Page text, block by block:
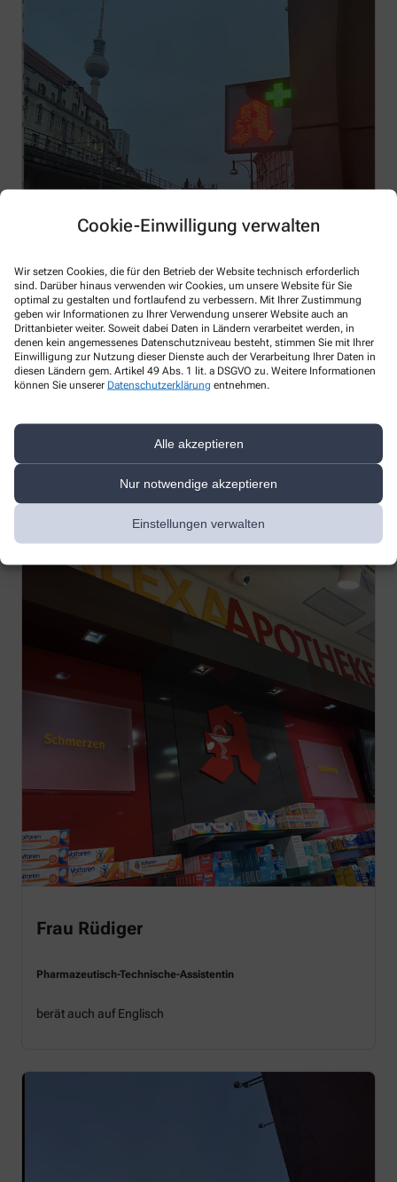
Cookie-Einwilligung verwalten
Wir setzen Cookies, die für den Betrieb der Website technisch erforderlich
sind. Darüber hinaus verwenden wir Cookies, um unsere Website für Sie
optimal zu gestalten und fortlaufend zu verbessern. Mit Ihrer Zustimmung
geben wir Informationen zu Ihrer Verwendung unserer Website auch an
Drittanbieter weiter. Soweit dabei Daten in Ländern verarbeitet werden, in
denen kein angemessenes Datenschutzniveau besteht, stimmen Sie mit Ihrer
Einwilligung zur Nutzung dieser Dienste auch der Verarbeitung Ihrer Daten in
diesen Ländern gem. Artikel 49 Abs. 1 lit. a DSGVO zu. Weitere Informationen
können Sie unserer Datenschutzerklärung entnehmen.
Alle akzeptieren
Nur notwendige akzeptieren
Einstellungen verwalten
Frau Thu Le Phuong
Apothekerin
Frau Rüdiger
Pharmazeutisch-Technische-Assistentin
berät auch auf Englisch